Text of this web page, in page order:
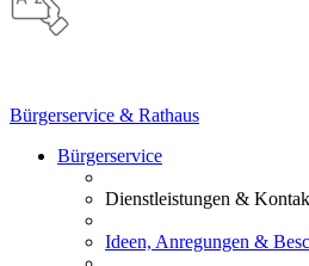
Bürgerservice & Rathaus
Bürgerservice
Dienstleistungen &
Ideen, Anregungen &